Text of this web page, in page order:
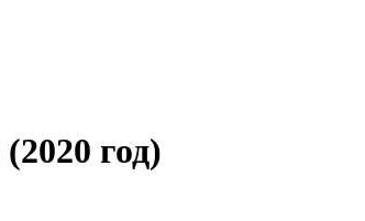
(2020 год)